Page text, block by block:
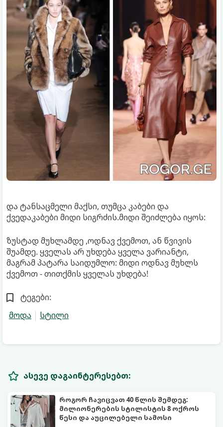
და ტანსაცმელი მაქსი, თუმცა კაბები და
ქვედაკაბები მიდი სიგრძის.მიდი შეიძლება იყოს:
ზუსტად მუხლამდე ,ოდნავ ქვემოთ, ან წვივის
შუამდე. ყველას არ უხდება ყველა ვარიანტი,
მაგრამ პატარა საიდუმლო: მიდი ოდნავ მუხლს
ქვემოთ - თითქმის ყველას უხდება!
ტეგები:
მოდა
სტილი
ასევე დაგაინტერესებთ:
როგორ ჩავიცვათ 40 წლის შემდეგ:
მილიონერების სტილისტის 8 ოქროს
წესი და აუცილებელი სამოსი